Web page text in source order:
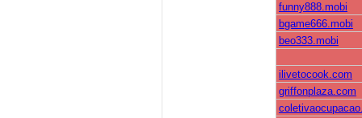
funny888.mobi
bgame666.mobi
beo333.mobi
ilivetocook.com
griffonplaza.com